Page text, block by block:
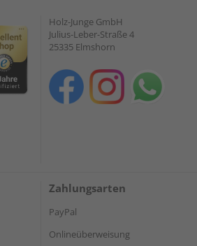
Holz-Junge GmbH
Julius-Leber-Straße 4
25335 Elmshorn
Zahlungsarten
PayPal
Onlineüberweisung